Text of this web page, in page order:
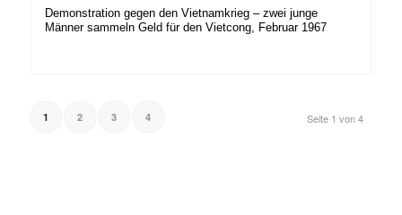
Demonstration gegen den Vietnamkrieg – zwei junge
Männer sammeln Geld für den Vietcong, Februar 1967
Seite 1 von 4
1 2 3 4